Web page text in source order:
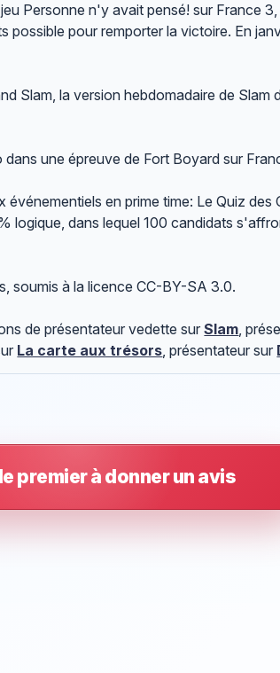
Personne n'y avait pensé! sur France
possible pour remporter la victoire. En
Slam, la version hebdomadaire de
une épreuve de Fort Boyard sur
événementiels en prime time: Le Quiz
logique, dans lequel 100 candidats
soumis à la licence CC-BY-SA 3.0.
de présentateur vedette surSlam,
La carte aux trésors, présentateur sur
premier à donner un avis